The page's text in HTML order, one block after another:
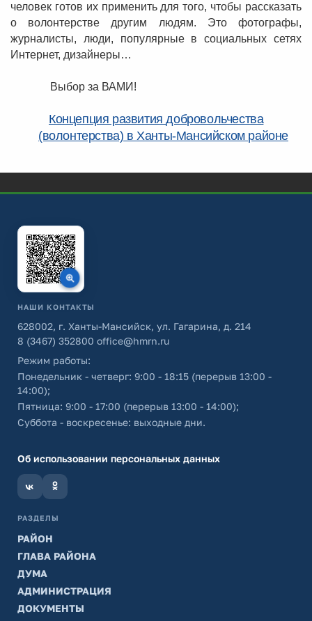
человек готов их применить для того, чтобы рассказать
о волонтерстве другим людям. Это фотографы,
журналисты, люди, популярные в социальных сетях
Интернет, дизайнеры…
Выбор за ВАМИ!
Концепция развитиядобровольчества
(волонтерства) в Ханты-Мансийском районе
НАШИ КОНТАКТЫ
628002, г. Ханты-Мансийск, ул. Гагарина, д. 214
8 (3467) 352800 office@hmrn.ru
Режим работы:
Понедельник - четверг: 9:00 - 18:15 (перерыв 13:00 -
14:00);
Пятница: 9:00 - 17:00 (перерыв 13:00 - 14:00);
Суббота - воскресенье: выходные дни.
Об использовании персональных данных
РАЗДЕЛЫ
РАЙОН
ГЛАВА РАЙОНА
ДУМА
АДМИНИСТРАЦИЯ
ДОКУМЕНТЫ